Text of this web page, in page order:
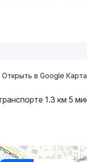
Открыть в Google
1.3 км 5